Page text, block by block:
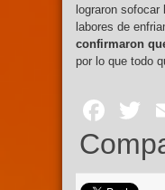
lograron
labores de
confirmaron
por lo que todo